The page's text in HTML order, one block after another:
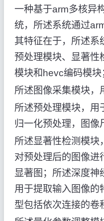
一种基于arm多核异
统，所述系统通过
其特征在于，所述系
预处理模块、显著性
模块和hevc编码模块
所述图像采集模块，
所述预处理模块，用
归一化预处理，图像
所述显著性检测模块
对预处理后的图像进
显著图；所述深度神
用于提取输入图像
型包括依次连接的卷